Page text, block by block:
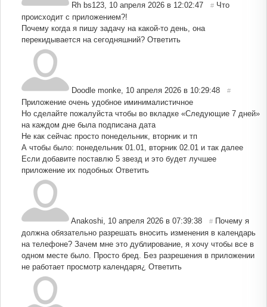
Rh bs123, 10 апреля 2026 в 12:02:47 # Что
происходит с приложением?!
Почему когда я пишу задачу на какой-то день, она
перекидывается на сегодняшний? Ответить
Doodle monke, 10 апреля 2026 в 10:29:48 #
Приложение очень удобное иминималистичное
Но сделайте пожалуйста чтобы во вкладке «Следующие 7 дней»
на каждом дне была подписана дата
Не как сейчас просто понедельник, вторник и тп
А чтобы было: понедельник 01.01, вторник 02.01 и так далее
Если добавите поставлю 5 звезд и это будет лучшее
приложение их подобных Ответить
Anakoshi, 10 апреля 2026 в 07:39:38 # Почему я
должна обязательно разрешать вносить изменения в календарь
на телефоне? Зачем мне это дублирование, я хочу чтобы все в
одном месте было. Просто бред. Без разрешения в приложении
не работает просмотр календаря¿ Ответить